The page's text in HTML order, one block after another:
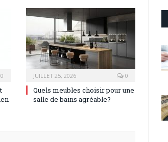
0 JUILLET 25, 2026 0
Quels meubles choisir pour une
salle de bains agréable?